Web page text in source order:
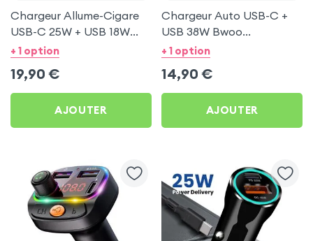
Chargeur Allume-Cigare
USB-C 25W + USB 18W
Bwoo pour TCL 40 XE
+ 1 option
19,90 €
AJOUTER
Chargeur Auto USB-C +
USB 38W Bwoo
Transparent pour TCL 40
+ 1 option
14,90 €
AJOUTER